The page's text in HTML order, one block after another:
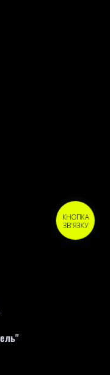
КНОПКА
ЗВ'ЯЗКУ